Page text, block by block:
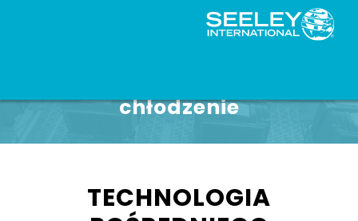
chłodzenie
TECHNOLOGIA